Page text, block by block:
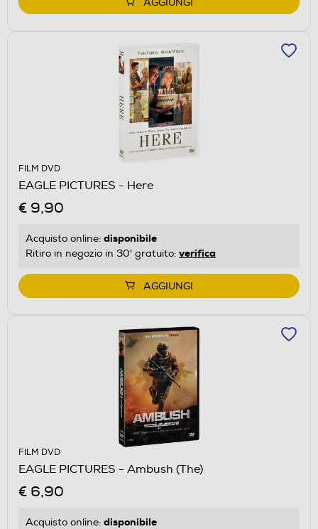
FILM DVD
EAGLE PICTURES - Here
€ 9,90
Acquisto online: disponibile
Ritiro in negozio in 30' gratuito: verifica
AGGIUNGI
FILM DVD
EAGLE PICTURES - Ambush (The)
€ 6,90
Acquisto online: disponibile